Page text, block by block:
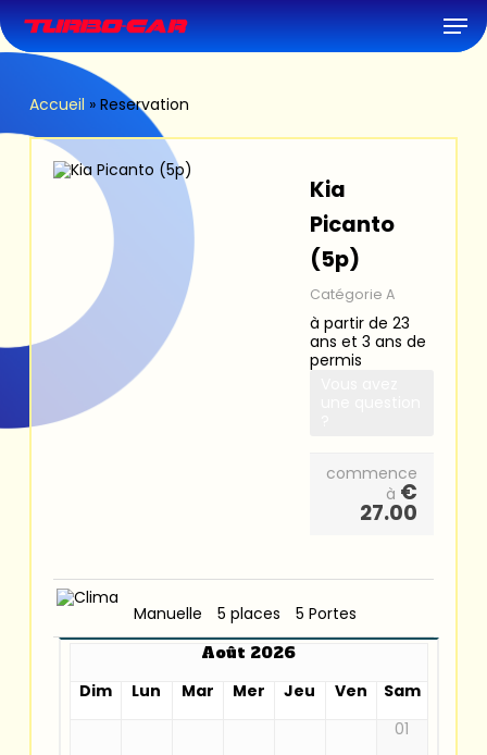
to
main
content
Accueil » Reservation
Kia
Picanto
(5p)
Catégorie A
à partir de 23
ans et 3 ans de
permis
commence
à €
27.00
Manuelle 5 places
5 Portes
Août 2026
Dim
Lun Mar Mer Jeu Ven
Sam
01